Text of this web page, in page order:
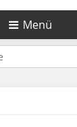
Menü